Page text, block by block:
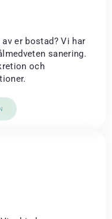
er bostad? Vi har
sanering.
och